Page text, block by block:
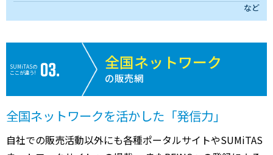
など
SUMiTASの
ここが違う!
全国ネットワーク
の販売網
全国ネットワークを活かした「発信力」
自社での販売活動以外にも各種ポータルサイトやSUMiTAS